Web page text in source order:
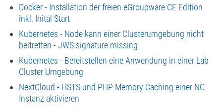
Docker - Installation der freien eGroupware CE Edition
inkl. Inital Start
Kubernetes - Node kann einer Clusterumgebung nicht
beitretten - JWS signature missing
Kubernetes - Bereitstellen eine Anwendung in einer Lab
Cluster Umgebung
NextCloud - HSTS und PHP Memory Caching einer NC
Instanz aktivieren